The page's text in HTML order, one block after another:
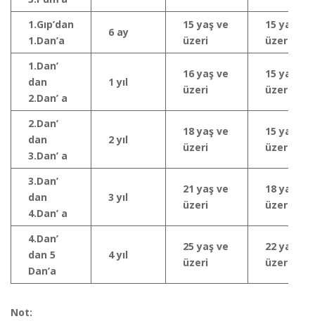
1.Gıp’dan
1.Dan’a
6 ay
15 yaş ve
üzeri
15 yaş ve
üzeri
1.Dan’
dan
2.Dan’ a
1 yıl
16 yaş ve
üzeri
15 yaş ve
üzeri
2.Dan’
dan
3.Dan’ a
2 yıl
18 yaş ve
üzeri
15 yaş ve
üzeri
3.Dan’
dan
4.Dan’ a
3 yıl
21 yaş ve
üzeri
18 yaş ve
üzeri
4.Dan’
dan 5
Dan’a
4 yıl
25 yaş ve
üzeri
22 yaş ve
üzeri
Not: